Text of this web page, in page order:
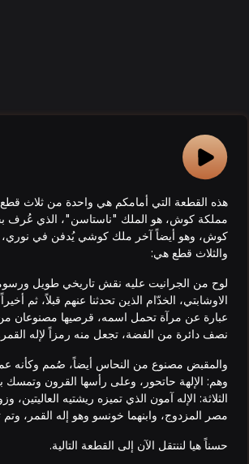
هذه القطعة التي أمامكم هي واحدة من ثلاث
مملكة كوش، هو الملك "ناستاسن"، الذي عُرف
كوش، وهو أيضاً آخر ملك كوشي يُدفن في نوري،
والثلاث قطع هي:
لوح من الجرانيت عليه نقش تاريخي طويل
الاوشابتي، الخدّام الذين تحدثنا عنهم قبلاً، ثم
عبارة عن مرآة تحمل اسمه، قرصيها مصنوعان
نصف دائرة من الفضة، تجعل منه رمزاً لإله القمر.
والمقبض مصنوع من النحاس أيضاً، صُمم وكأنه
وهم: الإلهة حاتحور، وعلى رأسها القرون
الثلاثة: الإله آمون الذي تميزه ريشتيه
مصر المزدوج، وابنهما خونسو وهو إله القمر،
حسناً هيا لننتقل الآن إلى القطعة التالية.